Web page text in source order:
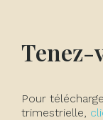
Tenez-
Pour
trimestrielle,